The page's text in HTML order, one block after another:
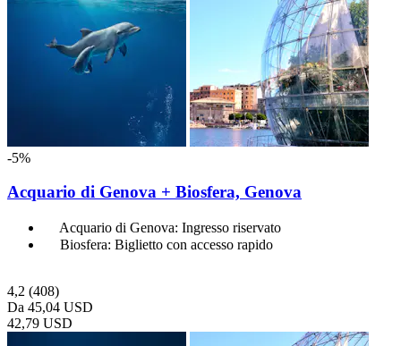
-5%
Acquario di Genova + Biosfera, Genova
Acquario di Genova: Ingresso riservato
Biosfera: Biglietto con accesso rapido
4,2 (408)
Da 45,04 USD
42,79 USD